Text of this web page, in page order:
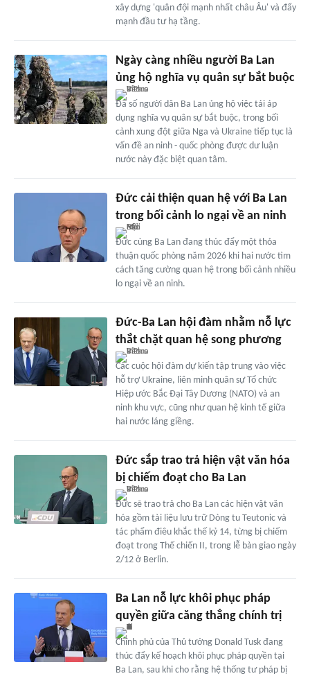
xây dựng 'quân đội mạnh nhất châu Âu' và đẩy
mạnh đầu tư hạ tầng.
Ngày càng nhiều người Ba Lan
ủng hộ nghĩa vụ quân sự bắt buộc
Đa số người dân Ba Lan ủng hộ việc tái áp
dụng nghĩa vụ quân sự bắt buộc, trong bối
cảnh xung đột giữa Nga và Ukraine tiếp tục là
vấn đề an ninh - quốc phòng được dư luận
nước này đặc biệt quan tâm.
Đức cải thiện quan hệ với Ba Lan
trong bối cảnh lo ngại về an ninh
Đức cùng Ba Lan đang thúc đẩy một thỏa
thuận quốc phòng năm 2026 khi hai nước tìm
cách tăng cường quan hệ trong bối cảnh nhiều
lo ngại về an ninh.
Đức-Ba Lan hội đàm nhằm nỗ lực
thắt chặt quan hệ song phương
Các cuộc hội đàm dự kiến tập trung vào việc
hỗ trợ Ukraine, liên minh quân sự Tổ chức
Hiệp ước Bắc Đại Tây Dương (NATO) và an
ninh khu vực, cũng như quan hệ kinh tế giữa
hai nước láng giềng.
Đức sắp trao trả hiện vật văn hóa
bị chiếm đoạt cho Ba Lan
Đức sẽ trao trả cho Ba Lan các hiện vật văn
hóa gồm tài liệu lưu trữ Dòng tu Teutonic và
tác phẩm điêu khắc thế kỷ 14, từng bị chiếm
đoạt trong Thế chiến II, trong lễ bàn giao ngày
2/12 ở Berlin.
Ba Lan nỗ lực khôi phục pháp
quyền giữa căng thẳng chính trị
Chính phủ của Thủ tướng Donald Tusk đang
thúc đẩy kế hoạch khôi phục pháp quyền tại
Ba Lan, sau khi cho rằng hệ thống tư pháp bị